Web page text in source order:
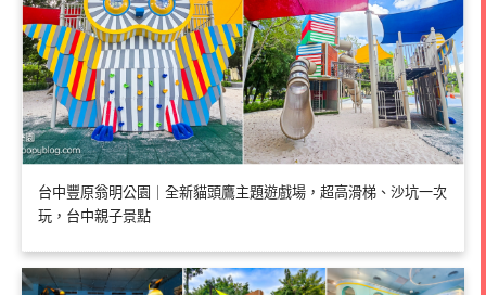
台中豐原翁明公園｜全新貓頭鷹主題遊戲場，超高滑梯、沙坑一次
玩，台中親子景點